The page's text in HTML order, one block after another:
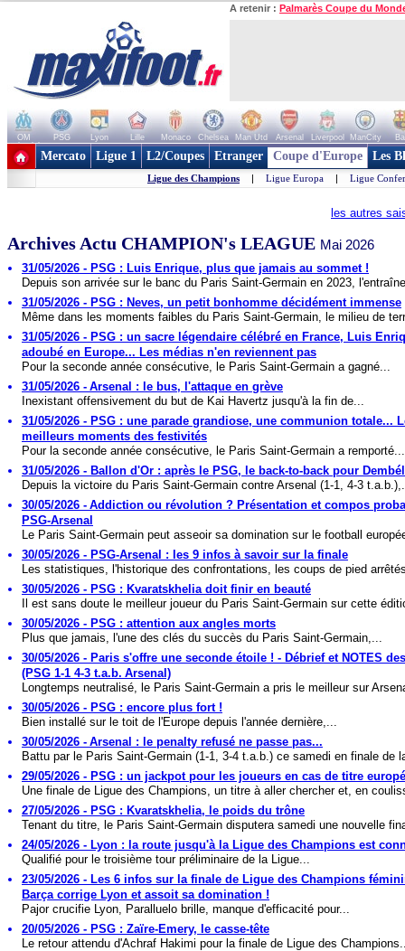
A retenir : Palmarès Coupe du
OM PSG Lyon Lille Monaco Chelsea Man Utd Arsenal Liverpool ManCity
+ de clubs
Mercato Ligue 1 L2/Coupes Etranger Coupe d'Europe Les
Ligue des Champions | Ligue Europa | Ligue
les autres
Archives Actu CHAMPION's LEAGUE Mai 2026
31/05/2026 - PSG : Luis Enrique, plus que jamais au sommet !
Depuis son arrivée sur le banc du Paris Saint-Germain en 2023,
31/05/2026 - PSG : Neves, un petit bonhomme décidément immense
Même dans les moments faibles du Paris Saint-Germain, le milieu de
31/05/2026 - PSG : un sacre légendaire célébré en France, Luis
adoubé en Europe... Les médias n'en reviennent pas
Pour la seconde année consécutive, le Paris Saint-Germain a gagné...
31/05/2026 - Arsenal : le bus, l'attaque en grève
Inexistant offensivement du but de Kai Havertz jusqu'à la fin de...
31/05/2026 - PSG : une parade grandiose, une communion totale...
meilleurs moments des festivités
Pour la seconde année consécutive, le Paris Saint-Germain a remporté...
31/05/2026 - Ballon d'Or : après le PSG, le back-to-back pour
Depuis la victoire du Paris Saint-Germain contre Arsenal (1-1, 4-3
30/05/2026 - Addiction ou révolution ? Présentation et compos
PSG-Arsenal
Le Paris Saint-Germain peut asseoir sa domination sur le football
30/05/2026 - PSG-Arsenal : les 9 infos à savoir sur la finale
Les statistiques, l'historique des confrontations, les coups de pied
30/05/2026 - PSG : Kvaratskhelia doit finir en beauté
Il est sans doute le meilleur joueur du Paris Saint-Germain sur cette
30/05/2026 - PSG : attention aux angles morts
Plus que jamais, l'une des clés du succès du Paris Saint-Germain,...
30/05/2026 - Paris s'offre une seconde étoile ! - Débrief et NOTES
(PSG 1-1 4-3 t.a.b. Arsenal)
Longtemps neutralisé, le Paris Saint-Germain a pris le meilleur sur
30/05/2026 - PSG : encore plus fort !
Bien installé sur le toit de l'Europe depuis l'année dernière,...
30/05/2026 - Arsenal : le penalty refusé ne passe pas...
Battu par le Paris Saint-Germain (1-1, 3-4 t.a.b.) ce samedi en finale de
29/05/2026 - PSG : un jackpot pour les joueurs en cas de titre
Une finale de Ligue des Champions, un titre à aller chercher et, en
27/05/2026 - PSG : Kvaratskhelia, le poids du trône
Tenant du titre, le Paris Saint-Germain disputera samedi une nouvelle
24/05/2026 - Lyon : la route jusqu'à la Ligue des Champions est
Qualifié pour le troisième tour préliminaire de la Ligue...
23/05/2026 - Les 6 infos sur la finale de Ligue des Champions
Barça corrige Lyon et assoit sa domination !
Pajor crucifie Lyon, Paralluelo brille, manque d'efficacité pour...
20/05/2026 - PSG : Zaïre-Emery, le casse-tête
Le retour attendu d'Achraf Hakimi pour la finale de Ligue des